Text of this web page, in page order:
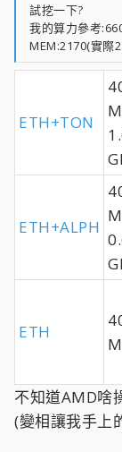
試挖一下?
我的算力參考
MEM:2170(實際
ETH+TON
ETH+ALPH
ETH
不知道AMD啥
(變相讓我手上